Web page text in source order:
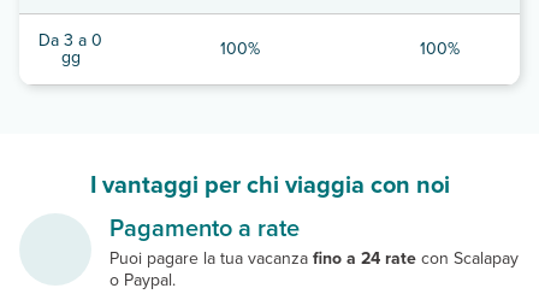
Da 3 a 0
gg 100% 100%
I vantaggi per chi viaggia con noi
Pagamento a rate
Puoi pagare la tua vacanzafino a 24 ratecon Scalapay
o Paypal.